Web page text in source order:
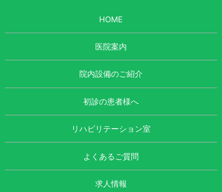
HOME
医院案内
院内設備のご紹介
初診の患者様へ
リハビリテーション室
よくあるご質問
求人情報